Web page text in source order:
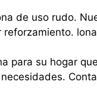
de uso rudo.
para su hogar